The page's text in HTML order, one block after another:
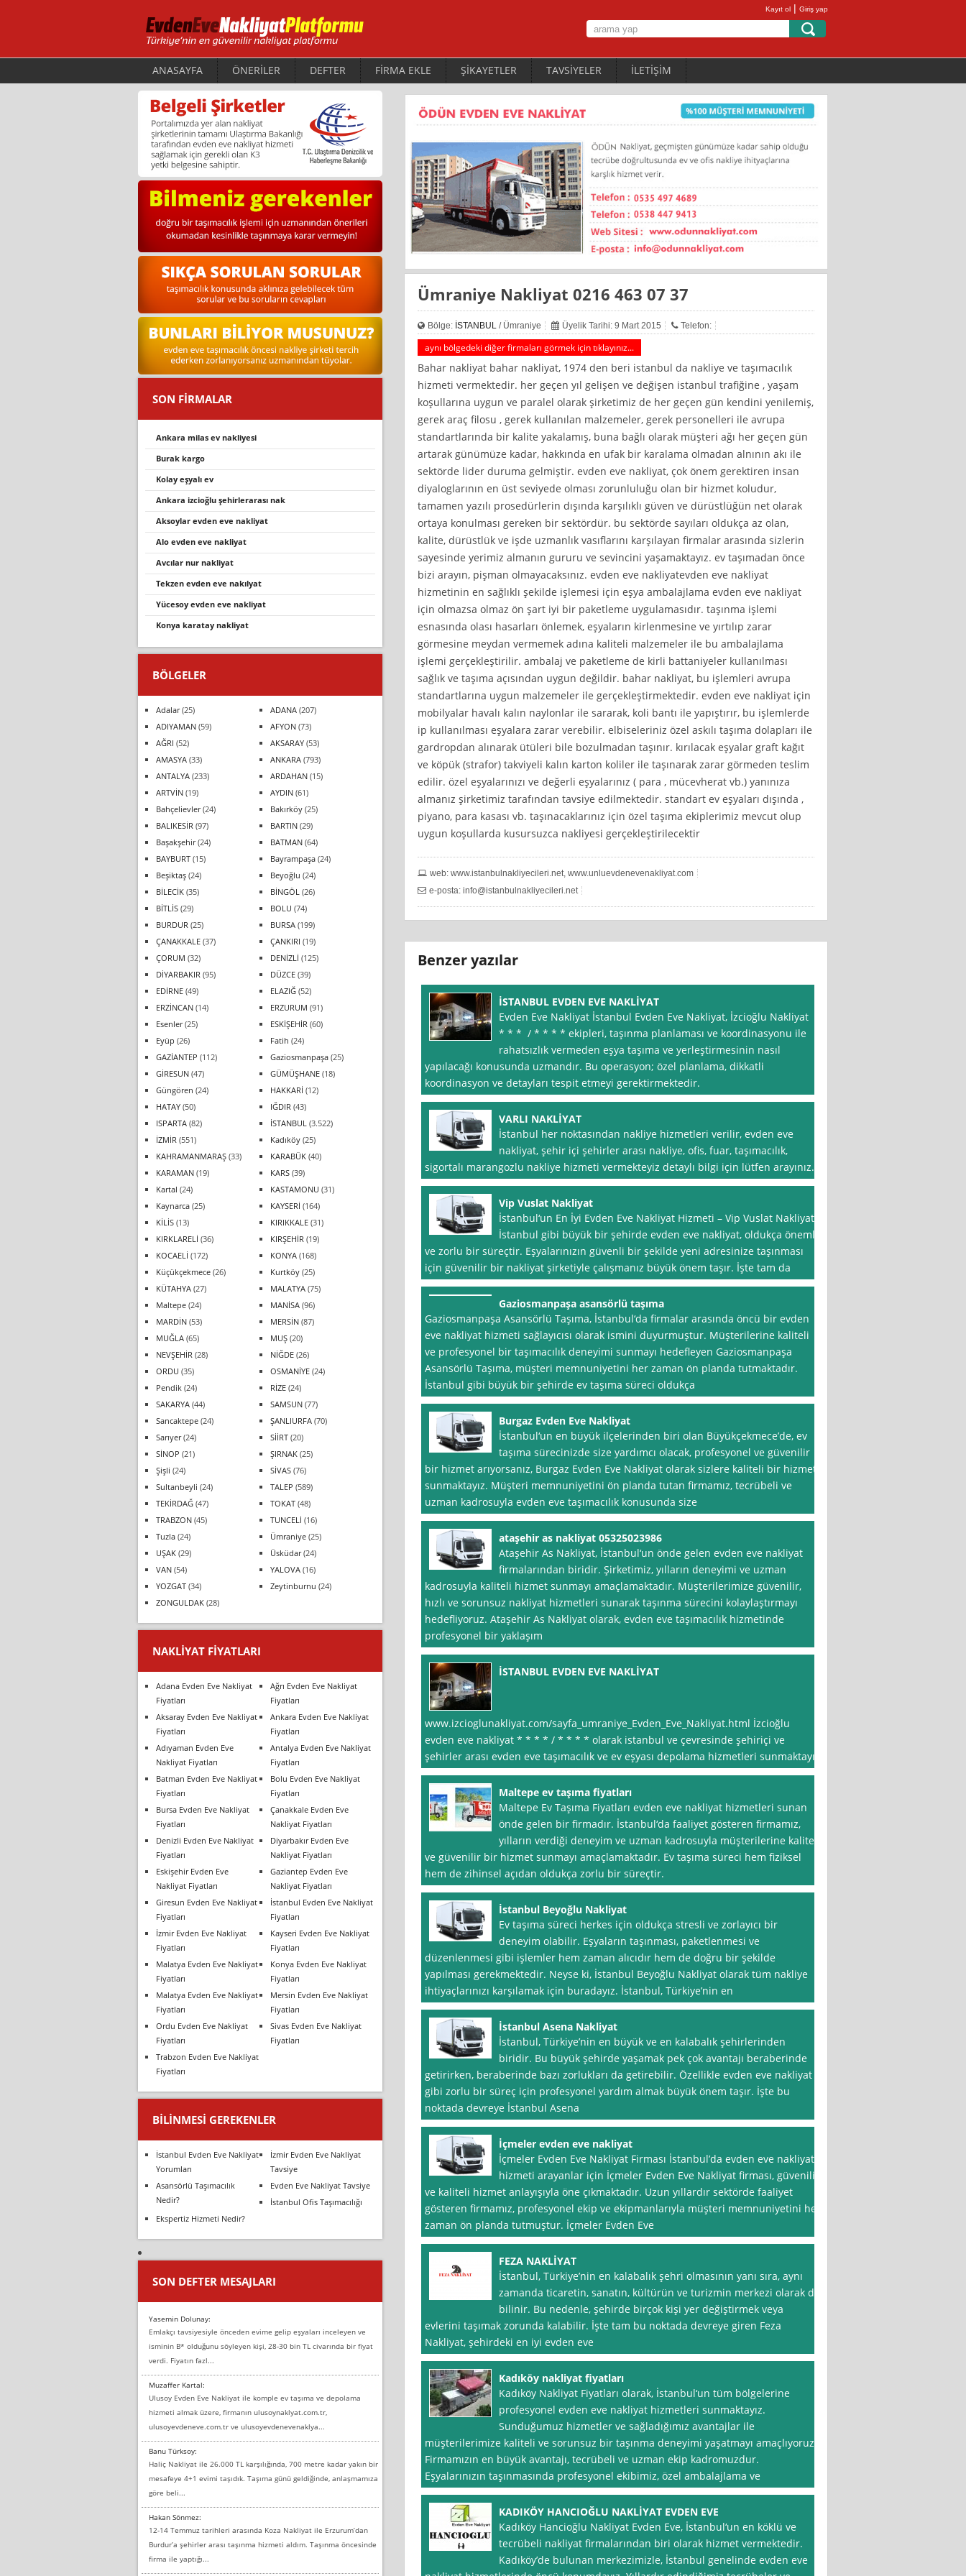
Kayıt ol | Giriş yap
ANASAYFA ÖNERİLER DEFTER FİRMA EKLE ŞİKAYETLER TAVSİYELER İLETİŞİM
Ümraniye Nakliyat 0216 463 07 37
Bölge: İSTANBUL/ Ümraniye Üyelik Tarihi: 9 Mart 2015 Telefon:
aynı bölgedeki diğer firmaları görmek için tıklayınız...
Bahar nakliyat bahar nakliyat, 1974 den beri istanbul da nakliye ve taşımacılık
hizmeti vermektedir. her geçen yıl gelişen ve değişen istanbul trafiğine , yaşam
koşullarına uygun ve paralel olarak şirketimiz de her geçen gün kendini yenilemiş,
gerek araç filosu , gerek kullanılan malzemeler, gerek personelleri ile avrupa
standartlarında bir kalite yakalamış, buna bağlı olarak müşteri ağı her geçen gün
artarak günümüze kadar, hakkında en ufak bir karalama olmadan alnının akı ile
sektörde lider duruma gelmiştir. evden eve nakliyat, çok önem gerektiren insan
diyaloglarının en üst seviyede olması zorunluluğu olan bir hizmet koludur,
tamamen yazılı prosedürlerin dışında karşılıklı güven ve dürüstlüğün net olarak
ortaya konulması gereken bir sektördür. bu sektörde sayıları oldukça az olan,
kalite, dürüstlük ve işde uzmanlık vasıflarını karşılayan firmalar arasında sizlerin
sayesinde yerimiz almanın gururu ve sevincini yaşamaktayız. ev taşımadan önce
bizi arayın, pişman olmayacaksınız. evden eve nakliyatevden eve nakliyat
hizmetinin en sağlıklı şekilde işlemesi için eşya ambalajlama evden eve nakliyat
için olmazsa olmaz ön şart iyi bir paketleme uygulamasıdır. taşınma işlemi
esnasında olası hasarları önlemek, eşyaların kirlenmesine ve yırtılıp zarar
görmesine meydan vermemek adına kaliteli malzemeler ile bu ambalajlama
işlemi gerçekleştirilir. ambalaj ve paketleme de kirli battaniyeler kullanılması
sağlık ve taşıma açısından uygun değildir. bahar nakliyat, bu işlemleri avrupa
standartlarına uygun malzemeler ile gerçekleştirmektedir. evden eve nakliyat için
mobilyalar havalı kalın naylonlar ile sararak, koli bantı ile yapıştırır, bu işlemlerde
ip kullanılması eşyalara zarar verebilir. elbiseleriniz özel askılı taşıma dolapları ile
gardropdan alınarak ütüleri bile bozulmadan taşınır. kırılacak eşyalar graft kağıt
ve köpük (strafor) takviyeli kalın karton koliler ile taşınarak zarar görmeden teslim
edilir. özel eşyalarınızı ve değerli eşyalarınız ( para , mücevherat vb.) yanınıza
almanız şirketimiz tarafından tavsiye edilmektedir. standart ev eşyaları dışında ,
piyano, para kasası vb. taşınacaklarınız için özel taşıma ekiplerimiz mevcut olup
uygun koşullarda kusursuzca nakliyesi gerçekleştirilecektir
web: www.istanbulnakliyecileri.net, www.unluevdenevenakliyat.com
e-posta: info@istanbulnakliyecileri.net
Benzer yazılar
İSTANBUL EVDEN EVE NAKLİYAT
Evden Eve Nakliyat İstanbul Evden Eve Nakliyat, İzcioğlu Nakliyat *
* * * / * * * * ekipleri, taşınma planlaması ve koordinasyonu ile
rahatsızlık vermeden eşya taşıma ve yerleştirmesinin nasıl
yapılacağı konusunda uzmandır. Bu operasyon; özel planlama, dikkatli
koordinasyon ve detayları tespit etmeyi gerektirmektedir.
VARLI NAKLİYAT
İstanbul her noktasından nakliye hizmetleri verilir, evden eve
nakliyat, şehir içi şehirler arası nakliye, ofis, fuar, taşımacılık,
sigortalı marangozlu nakliye hizmeti vermekteyiz detaylı bilgi için lütfen arayınız…
Vip Vuslat Nakliyat
İstanbul‘un En İyi Evden Eve Nakliyat Hizmeti – Vip Vuslat Nakliyat
İstanbul gibi büyük bir şehirde evden eve nakliyat, oldukça önemli
ve zorlu bir süreçtir. Eşyalarınızın güvenli bir şekilde yeni adresinize taşınması
için güvenilir bir nakliyat şirketiyle çalışmanız büyük önem taşır. İşte tam da
Gaziosmanpaşa asansörlü taşıma
Gaziosmanpaşa Asansörlü Taşıma, İstanbul‘da firmalar arasında öncü bir evden
eve nakliyat hizmeti sağlayıcısı olarak ismini duyurmuştur. Müşterilerine kaliteli
ve profesyonel bir taşımacılık deneyimi sunmayı hedefleyen Gaziosmanpaşa
Asansörlü Taşıma, müşteri memnuniyetini her zaman ön planda tutmaktadır.
İstanbul gibi büyük bir şehirde ev taşıma süreci oldukça
Burgaz Evden Eve Nakliyat
İstanbul‘un en büyük ilçelerinden biri olan Büyükçekmece’de, ev
taşıma sürecinizde size yardımcı olacak, profesyonel ve güvenilir
bir hizmet arıyorsanız, Burgaz Evden Eve Nakliyat olarak sizlere kaliteli bir hizmet
sunmaktayız. Müşteri memnuniyetini ön planda tutan firmamız, tecrübeli ve
uzman kadrosuyla evden eve taşımacılık konusunda size
ataşehir as nakliyat 05325023986
Ataşehir As Nakliyat, İstanbul‘un önde gelen evden eve nakliyat
firmalarından biridir. Şirketimiz, yılların deneyimi ve uzman
kadrosuyla kaliteli hizmet sunmayı amaçlamaktadır. Müşterilerimize güvenilir,
hızlı ve sorunsuz nakliyat hizmetleri sunarak taşınma sürecini kolaylaştırmayı
hedefliyoruz. Ataşehir As Nakliyat olarak, evden eve taşımacılık hizmetinde
profesyonel bir yaklaşım
İSTANBUL EVDEN EVE NAKLİYAT
www.izcioglunakliyat.com/sayfa_umraniye_Evden_Eve_Nakliyat.html İzcioğlu
evden eve nakliyat * * * * / * * * * olarak istanbul ve çevresinde şehiriçi ve
şehirler arası evden eve taşımacılık ve ev eşyası depolama hizmetleri sunmaktayız
Maltepe ev taşıma fiyatları
Maltepe Ev Taşıma Fiyatları evden eve nakliyat hizmetleri sunan
önde gelen bir firmadır. İstanbul‘da faaliyet gösteren firmamız,
yılların verdiği deneyim ve uzman kadrosuyla müşterilerine kaliteli
ve güvenilir bir hizmet sunmayı amaçlamaktadır. Ev taşıma süreci hem fiziksel
hem de zihinsel açıdan oldukça zorlu bir süreçtir.
İstanbul Beyoğlu Nakliyat
Ev taşıma süreci herkes için oldukça stresli ve zorlayıcı bir
deneyim olabilir. Eşyaların taşınması, paketlenmesi ve
düzenlenmesi gibi işlemler hem zaman alıcıdır hem de doğru bir şekilde
yapılması gerekmektedir. Neyse ki, İstanbul Beyoğlu Nakliyat olarak tüm nakliye
ihtiyaçlarınızı karşılamak için buradayız. İstanbul, Türkiye’nin en
İstanbul Asena Nakliyat
İstanbul, Türkiye’nin en büyük ve en kalabalık şehirlerinden
biridir. Bu büyük şehirde yaşamak pek çok avantajı beraberinde
getirirken, beraberinde bazı zorlukları da getirebilir. Özellikle evden eve nakliyat
gibi zorlu bir süreç için profesyonel yardım almak büyük önem taşır. İşte bu
noktada devreye İstanbul Asena
İçmeler evden eve nakliyat
İçmeler Evden Eve Nakliyat Firması İstanbul’da evden eve nakliyat
hizmeti arayanlar için İçmeler Evden Eve Nakliyat firması, güvenilir
ve kaliteli hizmet anlayışıyla öne çıkmaktadır. Uzun yıllardır sektörde faaliyet
gösteren firmamız, profesyonel ekip ve ekipmanlarıyla müşteri memnuniyetini her
zaman ön planda tutmuştur. İçmeler Evden Eve
FEZA NAKLİYAT
İstanbul, Türkiye’nin en kalabalık şehri olmasının yanı sıra, aynı
zamanda ticaretin, sanatın, kültürün ve turizmin merkezi olarak da
bilinir. Bu nedenle, şehirde birçok kişi yer değiştirmek veya
evlerini taşımak zorunda kalabilir. İşte tam bu noktada devreye giren Feza
Nakliyat, şehirdeki en iyi evden eve
Kadıköy nakliyat fiyatları
Kadıköy Nakliyat Fiyatları olarak, İstanbul‘un tüm bölgelerine
profesyonel evden eve nakliyat hizmetleri sunmaktayız.
Sunduğumuz hizmetler ve sağladığımız avantajlar ile
müşterilerimize kaliteli ve sorunsuz bir taşınma deneyimi yaşatmayı amaçlıyoruz.
Firmamızın en büyük avantajı, tecrübeli ve uzman ekip kadromuzdur.
Eşyalarınızın taşınmasında profesyonel ekibimiz, özel ambalajlama ve
KADIKÖY HANCIOĞLU NAKLİYAT EVDEN EVE
Kadıköy Hancioğlu Nakliyat Evden Eve, İstanbul‘un en köklü ve
tecrübeli nakliyat firmalarından biri olarak hizmet vermektedir.
Kadıköy’de bulunan merkezimizle, İstanbul genelinde evden eve
SON FİRMALAR
ankara milas ev nakliyesi
burak kargo
kolay eşyalı ev
ankara izcioğlu şehirlerarası nak
aksoylar evden eve nakliyat
alo evden eve nakliyat
avcilar nur nakli̇yat
tekzen evden eve nakilyat
yücesoy evden eve nakliyat
konya karatay nakliyat
BÖLGELER
Adalar(25) ADANA (207)
ADIYAMAN (59) AFYON (73)
AĞRI (52) AKSARAY (53)
AMASYA (33) ANKARA (793)
ANTALYA (233) ARDAHAN (15)
ARTVİN (19) AYDIN (61)
Bahçelievler(24) Bakırköy (25)
BALIKESİR (97) BARTIN (29)
Başakşehir(24) BATMAN (64)
BAYBURT (15) Bayrampaşa (24)
Beşiktaş (24) Beyoğlu (24)
BİLECİK (35) BİNGÖL (26)
BİTLİS (29) BOLU (74)
BURDUR (25) BURSA (199)
ÇANAKKALE (37) ÇANKIRI (19)
ÇORUM (32) DENİZLİ (125)
DİYARBAKIR (95) DÜZCE (39)
EDİRNE (49) ELAZIĞ (52)
ERZİNCAN (14) ERZURUM (91)
Esenler(25) ESKİŞEHİR (60)
Eyüp (26) Fatih (24)
GAZİANTEP (112) Gaziosmanpaşa (25)
GİRESUN (47) GÜMÜŞHANE (18)
Güngören (24) HAKKARİ (12)
HATAY (50) IĞDIR (43)
ISPARTA (82) İSTANBUL (3.522)
İZMİR (551) Kadıköy (25)
KAHRAMANMARAŞ (33) KARABÜK (40)
KARAMAN (19) KARS (39)
Kartal (24) KASTAMONU (31)
Kaynarca (25) KAYSERİ (164)
KİLİS (13) KIRIKKALE (31)
KIRKLARELİ (36) KIRŞEHİR (19)
KOCAELİ (172) KONYA (168)
Küçükçekmece (26) Kurtköy (25)
KÜTAHYA (27) MALATYA (75)
Maltepe (24) MANİSA (96)
MARDİN (53) MERSİN (87)
MUĞLA (65) MUŞ (20)
NEVŞEHİR (28) NİĞDE (26)
ORDU (35) OSMANİYE (24)
Pendik (24) RİZE (24)
SAKARYA (44) SAMSUN (77)
Sancaktepe (24) ŞANLIURFA (70)
Sarıyer(24) SİİRT (20)
SİNOP (21) ŞIRNAK (25)
Şişli (24) SİVAS (76)
Sultanbeyli (24) TALEP (589)
TEKİRDAĞ (47) TOKAT (48)
TRABZON (45) TUNCELİ (16)
Tuzla (24) Ümraniye (25)
UŞAK (29) Üsküdar(24)
VAN (54) YALOVA (16)
YOZGAT (34) Zeytinburnu (24)
ZONGULDAK (28)
NAKLIYAT FIYATLARI
Adana Evden Eve Nakliyat
Fiyatları
Ağrı Evden Eve Nakliyat
Fiyatları
Aksaray Evden Eve Nakliyat
Fiyatları
Ankara Evden Eve Nakliyat
Fiyatları
Adıyaman Evden Eve
Nakliyat Fiyatları
Antalya Evden Eve Nakliyat
Fiyatları
Batman Evden Eve Nakliyat
Fiyatları
Bolu Evden Eve Nakliyat
Fiyatları
Bursa Evden Eve Nakliyat
Fiyatları
Çanakkale Evden Eve
Nakliyat Fiyatları
Denizli Evden Eve Nakliyat
Fiyatları
Diyarbakır Evden Eve
Nakliyat Fiyatları
Eskişehir Evden Eve
Nakliyat Fiyatları
Gaziantep Evden Eve
Nakliyat Fiyatları
Giresun Evden Eve Nakliyat
Fiyatları
İstanbul Evden Eve Nakliyat
Fiyatları
İzmir Evden Eve Nakliyat
Fiyatları
Kayseri Evden Eve Nakliyat
Fiyatları
Malatya Evden Eve Nakliyat
Fiyatları
Konya Evden Eve Nakliyat
Fiyatları
Malatya Evden Eve Nakliyat
Fiyatları
Mersin Evden Eve Nakliyat
Fiyatları
Ordu Evden Eve Nakliyat
Fiyatları
Sivas Evden Eve Nakliyat
Fiyatları
Trabzon Evden Eve Nakliyat
Fiyatları
BILINMESI GEREKENLER
İstanbul Evden Eve Nakliyat
Yorumları
İzmir Evden Eve Nakliyat
Tavsiye
Asansörlü Taşımacılık
Nedir?
Evden Eve Nakliyat Tavsiye
İstanbul Ofis Taşımacılığı
Ekspertiz Hizmeti Nedir?
SON DEFTER MESAJLARI
Yasemin Dolunay:
Emlakçı tavsiyesiyle önceden evime gelip eşyaları inceleyen ve
isminin B* olduğunu söyleyen kişi, 28-30 bin TL civarında bir fiyat
verdi. Fiyatın fazl...
Muzaffer Kartal:
Ulusoy Evden Eve Nakliyat ile komple ev taşıma ve depolama
hizmeti almak üzere, firmanın ulusoynaklyat.com.tr,
ulusoyevdeneve.com.tr ve ulusoyevdenevenaklya...
Banu Türksoy:
Haliç Nakliyat ile 26.000 TL karşılığında, 700 metre kadar yakın bir
mesafeye 4+1 evimi taşıdık. Taşıma günü geldiğinde, anlaşmamıza
göre beli...
Hakan Sönmez:
12-14 Temmuz tarihleri arasında Koza Nakliyat ile Erzurum’dan
Burdur’a şehirler arası taşınma hizmeti aldım. Taşınma öncesinde
firma ile yaptığı...